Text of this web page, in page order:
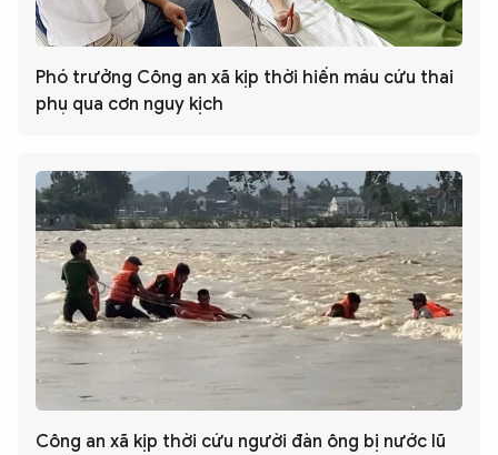
Phó trưởng Công an xã kịp thời hiến máu cứu thai
phụ qua cơn nguy kịch
Công an xã kịp thời cứu người đàn ông bị nước lũ